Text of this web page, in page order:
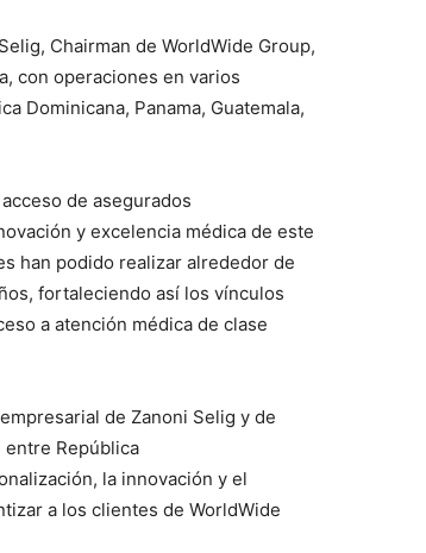
Chairman de WorldWide Group,
con operaciones en varios
Dominicana, Panama, Guatemala,
de asegurados
y excelencia médica de este
han podido realizar alrededor de
fortaleciendo así los vínculos
a atención médica de clase
de Zanoni Selig y de
República
la innovación y el
a los clientes de WorldWide